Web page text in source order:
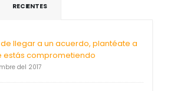
RECIENTES
llegar a un acuerdo, plantéate a
estás comprometiendo
del 2017